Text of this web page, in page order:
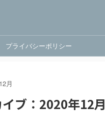
プライバシーポリシー
12月
ブ：2020年12月